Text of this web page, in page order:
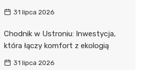
31 lipca 2026
Chodnik w Ustroniu: Inwestycja,
która łączy komfort z ekologią
31 lipca 2026